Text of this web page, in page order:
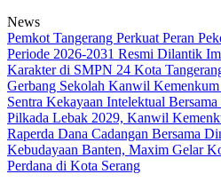
News
Pemkot Tangerang Perkuat Peran
Periode 2026-2031 Resmi Dilantik
Karakter di SMPN 24 Kota
Gerbang Sekolah Kanwil Kemenkum
Sentra Kekayaan Intelektual
Pilkada Lebak 2029, Kanwil
Raperda Dana Cadangan Bersama
Kebudayaan Banten, Maxim Gelar
Perdana di Kota Serang